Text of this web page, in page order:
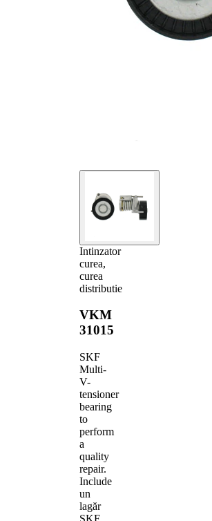
Intinzator
curea,
curea
distributie
VKM
31015
SKF
Multi-
V-
tensioner
bearing
to
perform
a
quality
repair.
Include
un
lagăr
SKF